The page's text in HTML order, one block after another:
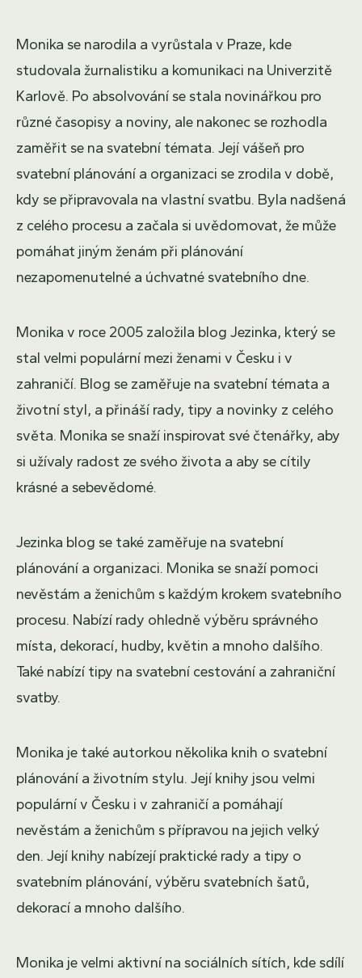
Monika se narodila a vyrůstala v Praze, kde
studovala žurnalistiku a komunikaci na Univerzitě
Karlově. Po absolvování se stala novinářkou pro
různé časopisy a noviny, ale nakonec se rozhodla
zaměřit se na svatební témata. Její vášeň pro
svatební plánování a organizaci se zrodila v době,
kdy se připravovala na vlastní svatbu. Byla nadšená
z celého procesu a začala si uvědomovat, že může
pomáhat jiným ženám při plánování
nezapomenutelné a úchvatné svatebního dne.
Monika v roce 2005 založila blog Jezinka, který se
stal velmi populární mezi ženami v Česku i v
zahraničí. Blog se zaměřuje na svatební témata a
životní styl, a přináší rady, tipy a novinky z celého
světa. Monika se snaží inspirovat své čtenářky, aby
si užívaly radost ze svého života a aby se cítily
krásné a sebevědomé.
Jezinka blog se také zaměřuje na svatební
plánování a organizaci. Monika se snaží pomoci
nevěstám a ženichům s každým krokem svatebního
procesu. Nabízí rady ohledně výběru správného
místa, dekorací, hudby, květin a mnoho dalšího.
Také nabízí tipy na svatební cestování a zahraniční
svatby.
Monika je také autorkou několika knih o svatební
plánování a životním stylu. Její knihy jsou velmi
populární v Česku i v zahraničí a pomáhají
nevěstám a ženichům s přípravou na jejich velký
den. Její knihy nabízejí praktické rady a tipy o
svatebním plánování, výběru svatebních šatů,
dekorací a mnoho dalšího.
Monika je velmi aktivní na sociálních sítích, kde sdílí